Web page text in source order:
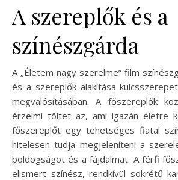
A szereplők és a
színészgárda
A „Életem nagy szerelme” film
és a szereplők alakítása
megvalósításában. A főszereplők
érzelmi töltet az, ami igazán életre
főszereplőt egy tehetséges fiatal
hitelesen tudja megjeleníteni a
boldogságot és a fájdalmat. A férfi
elismert színész, rendkívül sokrétű